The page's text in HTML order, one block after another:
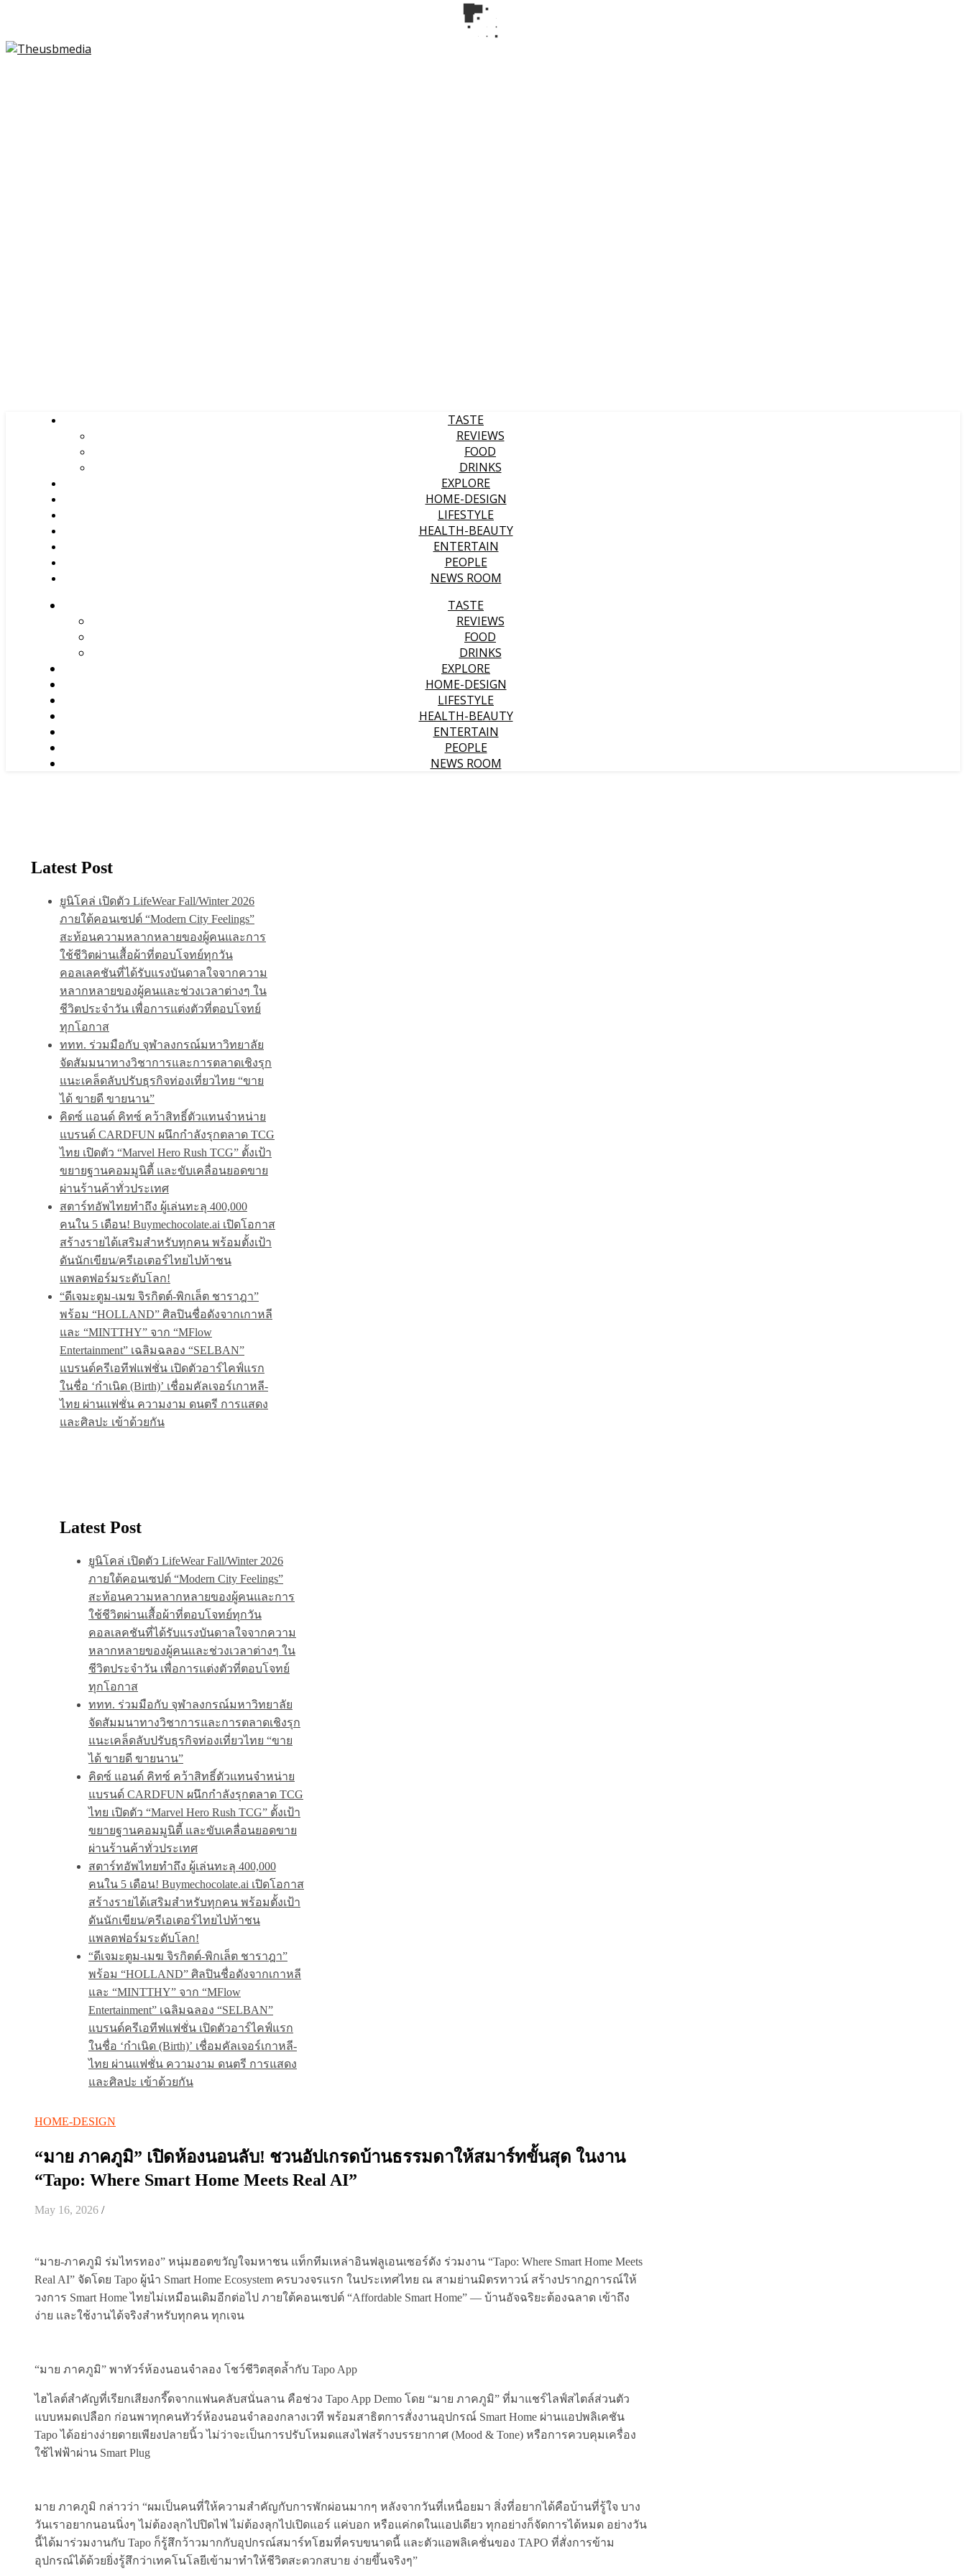
TASTE
REVIEWS
FOOD
DRINKS
EXPLORE
HOME-DESIGN
LIFESTYLE
HEALTH-BEAUTY
ENTERTAIN
PEOPLE
NEWS ROOM
TASTE
REVIEWS
FOOD
DRINKS
EXPLORE
HOME-DESIGN
LIFESTYLE
HEALTH-BEAUTY
ENTERTAIN
PEOPLE
NEWS ROOM
Latest Post
ยูนิโคล่ เปิดตัว LifeWear Fall/Winter 2026
ภายใต้คอนเซปต์ “Modern City Feelings”
สะท้อนความหลากหลายของผู้คนและการ
ใช้ชีวิตผ่านเสื้อผ้าที่ตอบโจทย์ทุกวัน
คอลเลคชันที่ได้รับแรงบันดาลใจจากความ
หลากหลายของผู้คนและช่วงเวลาต่างๆ ใน
ชีวิตประจำวัน เพื่อการแต่งตัวที่ตอบโจทย์
ทุกโอกาส
ททท. ร่วมมือกับ จุฬาลงกรณ์มหาวิทยาลัย
จัดสัมมนาทางวิชาการและการตลาดเชิงรุก
แนะเคล็ดลับปรับธุรกิจท่องเที่ยวไทย “ขาย
ได้ ขายดี ขายนาน”
คิดซ์ แอนด์ คิทซ์ คว้าสิทธิ์ตัวแทนจำหน่าย
แบรนด์ CARDFUN ผนึกกำลังรุกตลาด TCG
ไทย เปิดตัว “Marvel Hero Rush TCG” ตั้งเป้า
ขยายฐานคอมมูนิตี้ และขับเคลื่อนยอดขาย
ผ่านร้านค้าทั่วประเทศ
สตาร์ทอัพไทยทำถึง ผู้เล่นทะลุ 400,000
คนใน 5 เดือน! Buymechocolate.ai เปิดโอกาส
สร้างรายได้เสริมสำหรับทุกคน พร้อมตั้งเป้า
ดันนักเขียน/ครีเอเตอร์ไทยไปท้าชน
แพลตฟอร์มระดับโลก!
“ดีเจมะตูม-เมฆ จิรกิตต์-พิกเล็ต ชาราฎา”
พร้อม “HOLLAND” ศิลปินชื่อดังจากเกาหลี
และ “MINTTHY” จาก “MFlow
Entertainment” เฉลิมฉลอง “SELBAN”
แบรนด์ครีเอทีฟแฟชั่น เปิดตัวอาร์ไคฟ์แรก
ในชื่อ ‘กำเนิด (Birth)’ เชื่อมคัลเจอร์เกาหลี-
ไทย ผ่านแฟชั่น ความงาม ดนตรี การแสดง
และศิลปะ เข้าด้วยกัน
Latest Post
ยูนิโคล่ เปิดตัว LifeWear Fall/Winter 2026
ภายใต้คอนเซปต์ “Modern City Feelings”
สะท้อนความหลากหลายของผู้คนและการ
ใช้ชีวิตผ่านเสื้อผ้าที่ตอบโจทย์ทุกวัน
คอลเลคชันที่ได้รับแรงบันดาลใจจากความ
หลากหลายของผู้คนและช่วงเวลาต่างๆ ใน
ชีวิตประจำวัน เพื่อการแต่งตัวที่ตอบโจทย์
ทุกโอกาส
ททท. ร่วมมือกับ จุฬาลงกรณ์มหาวิทยาลัย
จัดสัมมนาทางวิชาการและการตลาดเชิงรุก
แนะเคล็ดลับปรับธุรกิจท่องเที่ยวไทย “ขาย
ได้ ขายดี ขายนาน”
คิดซ์ แอนด์ คิทซ์ คว้าสิทธิ์ตัวแทนจำหน่าย
แบรนด์ CARDFUN ผนึกกำลังรุกตลาด TCG
ไทย เปิดตัว “Marvel Hero Rush TCG” ตั้งเป้า
ขยายฐานคอมมูนิตี้ และขับเคลื่อนยอดขาย
ผ่านร้านค้าทั่วประเทศ
สตาร์ทอัพไทยทำถึง ผู้เล่นทะลุ 400,000
คนใน 5 เดือน! Buymechocolate.ai เปิดโอกาส
สร้างรายได้เสริมสำหรับทุกคน พร้อมตั้งเป้า
ดันนักเขียน/ครีเอเตอร์ไทยไปท้าชน
แพลตฟอร์มระดับโลก!
“ดีเจมะตูม-เมฆ จิรกิตต์-พิกเล็ต ชาราฎา”
พร้อม “HOLLAND” ศิลปินชื่อดังจากเกาหลี
และ “MINTTHY” จาก “MFlow
Entertainment” เฉลิมฉลอง “SELBAN”
แบรนด์ครีเอทีฟแฟชั่น เปิดตัวอาร์ไคฟ์แรก
ในชื่อ ‘กำเนิด (Birth)’ เชื่อมคัลเจอร์เกาหลี-
ไทย ผ่านแฟชั่น ความงาม ดนตรี การแสดง
และศิลปะ เข้าด้วยกัน
HOME-DESIGN
“มาย ภาคภูมิ” เปิดห้องนอนลับ! ชวนอัปเกรดบ้านธรรมดาให้สมาร์ทขั้นสุด ในงาน
“Tapo: Where Smart Home Meets Real AI”
May 16, 2026 /
“มาย-ภาคภูมิ ร่มไทรทอง” หนุ่มฮอตขวัญใจมหาชน แท็กทีมเหล่าอินฟลูเอนเซอร์ดัง ร่วมงาน “Tapo: Where Smart Home Meets
Real AI” จัดโดย Tapo ผู้นำ Smart Home Ecosystem ครบวงจรแรก ในประเทศไทย ณ สามย่านมิตรทาวน์ สร้างปรากฏการณ์ให้
วงการ Smart Home ไทยไม่เหมือนเดิมอีกต่อไป ภายใต้คอนเซปต์ “Affordable Smart Home” — บ้านอัจฉริยะต้องฉลาด เข้าถึง
ง่าย และใช้งานได้จริงสำหรับทุกคน ทุกเจน
“มาย ภาคภูมิ” พาทัวร์ห้องนอนจำลอง โชว์ชีวิตสุดล้ำกับ Tapo App
ไฮไลต์สำคัญที่เรียกเสียงกรี๊ดจากแฟนคลับสนั่นลาน คือช่วง Tapo App Demo โดย “มาย ภาคภูมิ” ที่มาแชร์ไลฟ์สไตล์ส่วนตัว
แบบหมดเปลือก ก่อนพาทุกคนทัวร์ห้องนอนจำลองกลางเวที พร้อมสาธิตการสั่งงานอุปกรณ์ Smart Home ผ่านแอปพลิเคชัน
Tapo ได้อย่างง่ายดายเพียงปลายนิ้ว ไม่ว่าจะเป็นการปรับโหมดแสงไฟสร้างบรรยากาศ (Mood & Tone) หรือการควบคุมเครื่อง
ใช้ไฟฟ้าผ่าน Smart Plug
มาย ภาคภูมิ กล่าวว่า “ผมเป็นคนที่ให้ความสำคัญกับการพักผ่อนมากๆ หลังจากวันที่เหนื่อยมา สิ่งที่อยากได้คือบ้านที่รู้ใจ บาง
วันเราอยากนอนนิ่งๆ ไม่ต้องลุกไปปิดไฟ ไม่ต้องลุกไปเปิดแอร์ แค่บอก หรือแค่กดในแอปเดียว ทุกอย่างก็จัดการได้หมด อย่างวัน
นี้ได้มาร่วมงานกับ Tapo ก็รู้สึกว้าวมากกับอุปกรณ์สมาร์ทโฮมที่ครบขนาดนี้ และตัวแอพลิเคชั่นของ TAPO ที่สั่งการข้าม
อุปกรณ์ได้ด้วยยิ่งรู้สึกว่าเทคโนโลยีเข้ามาทำให้ชีวิตสะดวกสบาย ง่ายขึ้นจริงๆ”